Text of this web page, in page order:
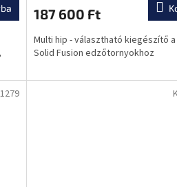
187 600 Ft
Multi hip - választható kiegészítő
Solid Fusion edzőtornyokhoz
1279